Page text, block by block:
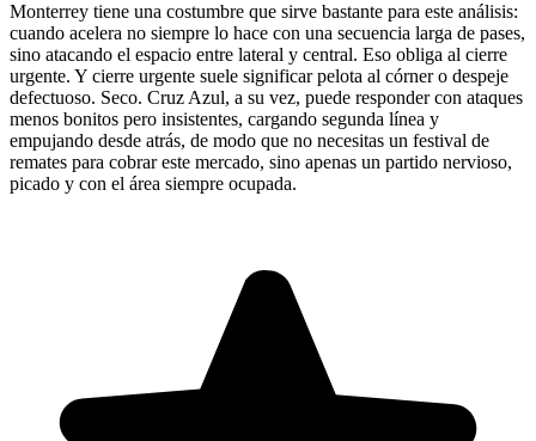
Monterrey tiene una costumbre que sirve bastante para este análisis:
cuando acelera no siempre lo hace con una secuencia larga de pases,
sino atacando el espacio entre lateral y central. Eso obliga al cierre
urgente. Y cierre urgente suele significar pelota al córner o despeje
defectuoso. Seco. Cruz Azul, a su vez, puede responder con ataques
menos bonitos pero insistentes, cargando segunda línea y
empujando desde atrás, de modo que no necesitas un festival de
remates para cobrar este mercado, sino apenas un partido nervioso,
picado y con el área siempre ocupada.